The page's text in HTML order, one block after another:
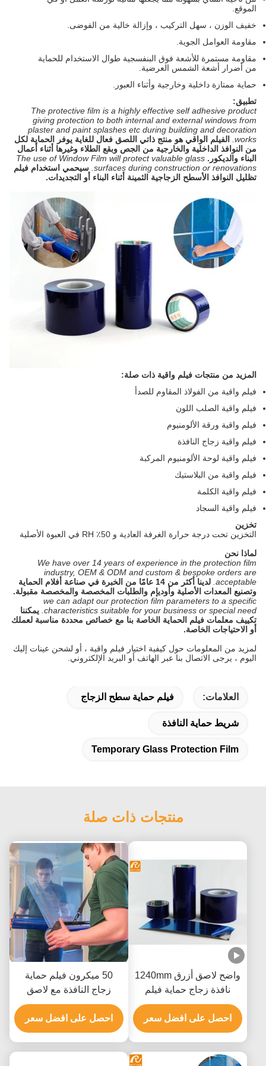
الموقع.
خفيف الوزن ، سهل التركيب ، وإزالة خالية من الفوضى.
مقاومة العوامل الجوية.
مقاومة مستمرة للأشعة فوق البنفسجية طوال الاستخدام للحماية
من أضرار أشعة الشمس العرضية.
حماية ممتازة داخلية وخارجية وأثناء العبور.
تطبيق:
The protective film is a highly effective self adhesive product
giving protection to both internal and external windows from
plaster and paint splashes etc during building and decoration
works.
الفيلم الواقي هو منتج ذاتي اللصق فعال للغاية يوفر الحماية لكل
من النوافذ الداخلية والخارجية من الجص وبقع الطلاء وغيرها أثناء أعمال
البناء والديكور. The use of Window Film will protect valuable glass
surfaces during construction or renovations.
سيحمي استخدام فيلم
تظليل النوافذ الأسطح الزجاجية الثمينة أثناء البناء أو التجديدات.
المزيد من منتجات فيلم واقية ذات صلة:
فيلم واقية من الفولاذ المقاوم للصدأ
فيلم واقية الصلب اللون
فيلم واقية ورقة الألومنيوم
فيلم واقية زجاج النافذة
فيلم واقية لوحة الألومنيوم المركبة
فيلم واقية من البلاستيك
فيلم واقية الكلمة
فيلم واقية السجاد
تخزين
التخزين تحت درجة حرارة الغرفة العادية و 50٪ RH في العبوة الأصلية
لماذا نحن
We have over 14 years of experience in the protection film
industry, OEM & ODM and custom & bespoke orders are
acceptable.
لدينا أكثر من 14 عامًا من الخبرة في صناعة أفلام الحماية
وتصنيع المعدات الأصلية وأوديإم والطلبات المخصصة والمخصصة مقبولة.
we can adapt our protection film parameters to a specific
characteristics suitable for your business or special need.
يمكننا
تكييف معلمات فيلم الحماية الخاصة بنا مع خصائص محددة مناسبة لعملك
أو الاحتياجات الخاصة.
لمزيد من المعلومات حول كيفية اختيار فيلم واقية ، أو لشحن عينات إليك
اليوم ، يرجى الاتصال بنا عبر الهاتف أو البريد الإلكتروني.
العلامات: فيلم حماية سطح الزجاج
شريط حماية النافذة
Temporary Glass Protection Film
منتجات ذات صلة
واضح لاصق أزرق 1240mm
نافذة زجاج حماية فيلم
المضادة للكسر
احصل على افضل سعر
50 ميكرون فيلم حماية
زجاج النافذة مع لاصق
أكريليك لإزالة الخليط الخالي
من المخلفات وحماية
السطح
احصل على افضل سعر